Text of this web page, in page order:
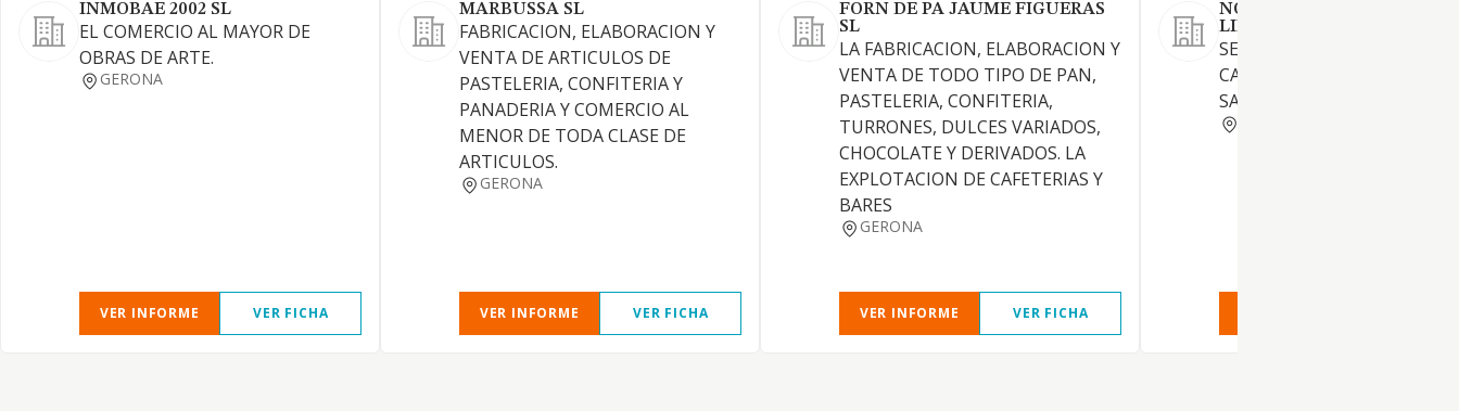
INMOBAE 2002 SL
EL COMERCIO AL MAYOR DE
OBRAS DE ARTE.
GERONA
VER INFORME VER FICHA
MARBUSSA SL
FABRICACION, ELABORACION Y
VENTA DE ARTICULOS DE
PASTELERIA, CONFITERIA Y
PANADERIA Y COMERCIO AL
MENOR DE TODA CLASE DE
ARTICULOS.
GERONA
VER INFORME VER FICHA
FORN DE PA JAUME FIGUERAS
SL
LA FABRICACION, ELABORACION Y
VENTA DE TODO TIPO DE PAN,
PASTELERIA, CONFITERIA,
TURRONES, DULCES VARIADOS,
CHOCOLATE Y DERIVADOS. LA
EXPLOTACION DE CAFETERIAS Y
BARES
GERONA
VER INFORME VER FICHA
NOU CAFE 2023 SOCIEDAD
LIMITADA.
SERVICIO DE
CAFETERIAS, CAFES, BARES,
SALONES DE TE Y